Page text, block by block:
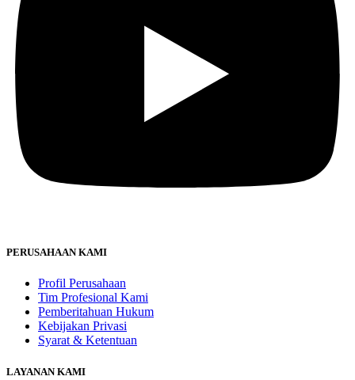
PERUSAHAAN KAMI
Profil Perusahaan
Tim Profesional Kami
Pemberitahuan Hukum
Kebijakan Privasi
Syarat & Ketentuan
LAYANAN KAMI